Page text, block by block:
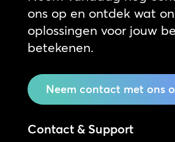
ons op en ontdek wat
oplossingen voor jouw
betekenen.
Neem contact met ons
Contact & Support